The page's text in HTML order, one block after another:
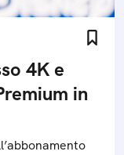
4K e
in